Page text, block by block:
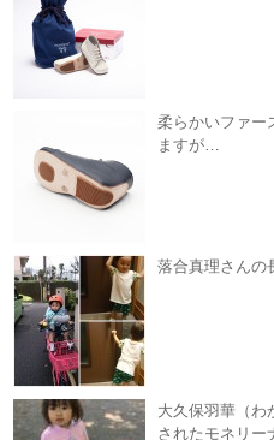
柔らかいファー
ますが…
落合真理さんの
大久保羽華（わ
されたモネリー